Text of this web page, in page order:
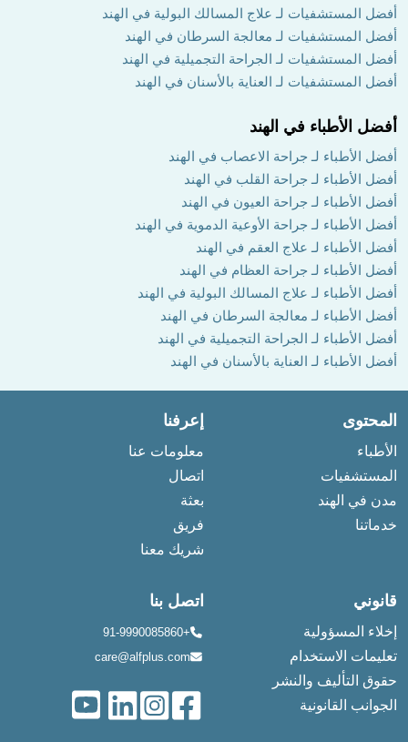
أفضل المستشفيات لـ علاج المسالك البولية في الهند
أفضل المستشفيات لـ معالجة السرطان في الهند
أفضل المستشفيات لـ الجراحة التجميلية في الهند
أفضل المستشفيات لـ العناية بالأسنان في الهند
أفضل الأطباء في الهند
أفضل الأطباء لـ جراحة الاعصاب في الهند
أفضل الأطباء لـ جراحة القلب في الهند
أفضل الأطباء لـ جراحة العيون في الهند
أفضل الأطباء لـ جراحة الأوعية الدموية في الهند
أفضل الأطباء لـ علاج العقم في الهند
أفضل الأطباء لـ جراحة العظام في الهند
أفضل الأطباء لـ علاج المسالك البولية في الهند
أفضل الأطباء لـ معالجة السرطان في الهند
أفضل الأطباء لـ الجراحة التجميلية في الهند
أفضل الأطباء لـ العناية بالأسنان في الهند
المحتوى
الأطباء
المستشفيات
مدن في الهند
خدماتنا
إعرفنا
معلومات عنا
اتصال
بعثة
فريق
شريك معنا
قانوني
إخلاء المسؤولية
تعليمات الاستخدام
حقوق التأليف والنشر
الجوانب القانونية
اتصل بنا
+91-9990085860
care@alfplus.com